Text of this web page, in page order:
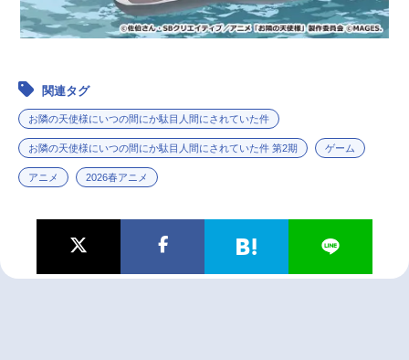
関連タグ
お隣の天使様にいつの間にか駄目人間にされていた件
お隣の天使様にいつの間にか駄目人間にされていた件 第2期 ゲーム
アニメ 2026春アニメ